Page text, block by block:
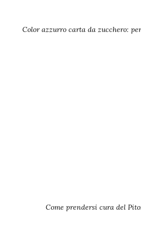
Color azzurro carta da zucchero:
Come prendersi cura del